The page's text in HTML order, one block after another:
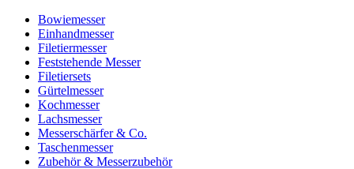
Bowiemesser
Einhandmesser
Filetiermesser
Feststehende Messer
Filetiersets
Gürtelmesser
Kochmesser
Lachsmesser
Messerschärfer & Co.
Taschenmesser
Zubehör & Messerzubehör